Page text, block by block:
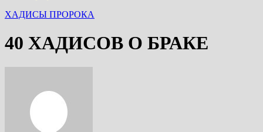
ХАДИСЫ ПРОРОКА
40 ХАДИСОВ О БРАКЕ